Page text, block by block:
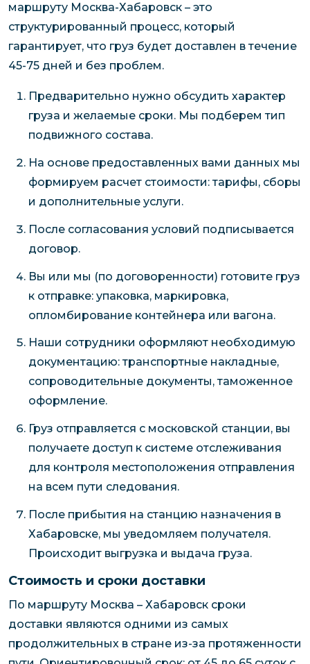
маршруту Москва-Хабаровск – это
структурированный процесс, который
гарантирует, что груз будет доставлен в течение
45-75 дней и без проблем.
Предварительно нужно обсудить характер
груза и желаемые сроки. Мы подберем тип
подвижного состава.
На основе предоставленных вами данных мы
формируем расчет стоимости: тарифы, сборы
и дополнительные услуги.
После согласования условий подписывается
договор.
Вы или мы (по договоренности) готовите груз
к отправке: упаковка, маркировка,
опломбирование контейнера или вагона.
Наши сотрудники оформляют необходимую
документацию: транспортные накладные,
сопроводительные документы, таможенное
оформление.
Груз отправляется с московской станции, вы
получаете доступ к системе отслеживания
для контроля местоположения отправления
на всем пути следования.
После прибытия на станцию назначения в
Хабаровске, мы уведомляем получателя.
Происходит выгрузка и выдача груза.
Стоимость и сроки доставки
По маршруту Москва – Хабаровск сроки
доставки являются одними из самых
продолжительных в стране из-за протяженности